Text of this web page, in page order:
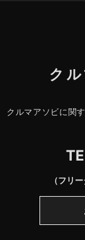
ク
クルマアソビに関
（フリ